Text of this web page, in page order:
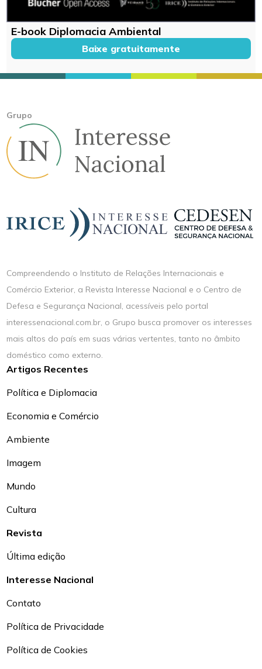
E-book Diplomacia Ambiental
Baixe gratuitamente
Grupo
Compreendendo o Instituto de Relações Internacionais e
Comércio Exterior, a Revista Interesse Nacional e o Centro de
Defesa e Segurança Nacional, acessíveis pelo portal
interessenacional.com.br, o Grupo busca promover os interesses
mais altos do país em suas várias vertentes, tanto no âmbito
doméstico como externo.
Artigos Recentes
Política e Diplomacia
Economia e Comércio
Ambiente
Imagem
Mundo
Cultura
Revista
Última edição
Interesse Nacional
Contato
Política de Privacidade
Política de Cookies